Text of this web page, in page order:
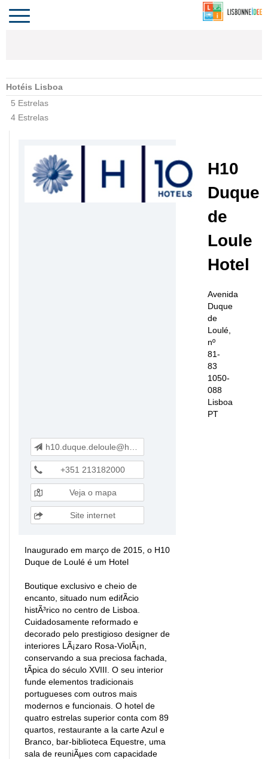
PORTUGAL
Toggle
navigation
Hotéis Lisboa
5 Estrelas
4 Estrelas
H10
Duque
de
Loule
Hotel
Avenida
Duque
de
Loulé,
nº
81-
83
1050-
088
Lisboa
PT
h10.duque.deloule@h10hotels.com
+351 213182000
Veja o mapa
Site internet
Inaugurado em março de 2015, o H10
Duque de Loulé é um Hotel
Boutique exclusivo e cheio de
encanto, situado num edifÃ­cio
histÃ³rico no centro de Lisboa.
Cuidadosamente reformado e
decorado pelo prestigioso designer de
interiores LÃ¡zaro Rosa-ViolÃ¡n,
conservando a sua preciosa fachada,
tÃ­pica do século XVIII. O seu interior
funde elementos tradicionais
portugueses com outros mais
modernos e funcionais. O hotel de
quatro estrelas superior conta com 89
quartos, restaurante a la carte Azul e
Branco, bar-biblioteca Equestre, uma
sala de reuniÃµes com capacidade